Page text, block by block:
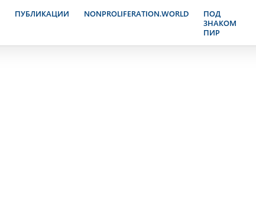
ПУБЛИКАЦИИ NONPROLIFERATION.WORLD
ПОД
ЗНАКОМ
ПИР